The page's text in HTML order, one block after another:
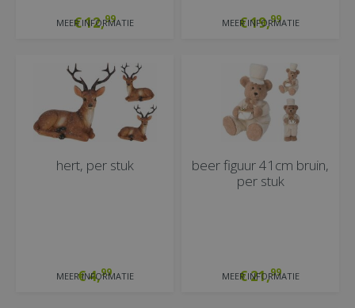
€12,99
MEER INFORMATIE €19,99
MEER INFORMATIE
hert, per stuk
€4,99
MEER INFORMATIE
beer figuur 41cm bruin,
per stuk
€21,99
MEER INFORMATIE